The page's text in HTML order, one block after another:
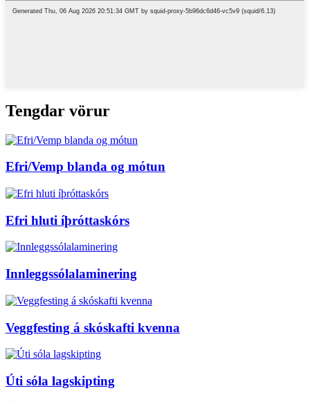
Tengdar vörur
Efri/Vemp blanda og mótun
Efri hluti íþróttaskórs
Innleggssólalaminering
Veggfesting á skóskafti kvenna
Úti sóla lagskipting